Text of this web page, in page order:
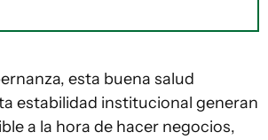
esta buena salud
estabilidad institucional generan
a la hora de hacer negocios,